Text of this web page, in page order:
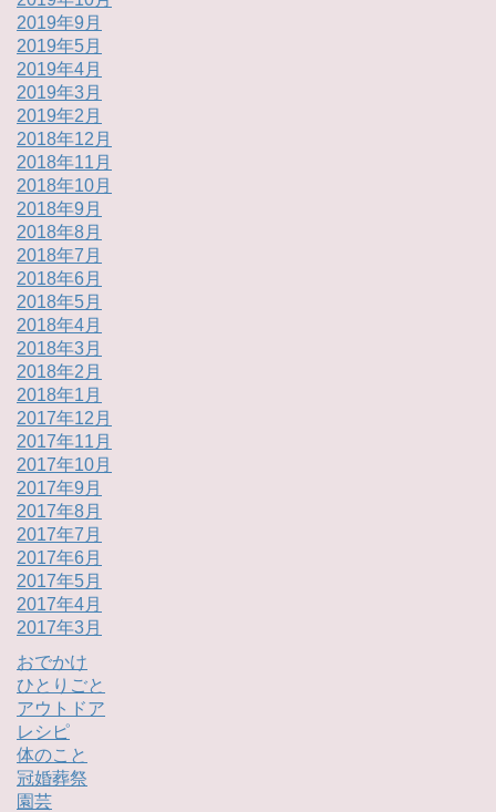
2019年9月
2019年5月
2019年4月
2019年3月
2019年2月
2018年12月
2018年11月
2018年10月
2018年9月
2018年8月
2018年7月
2018年6月
2018年5月
2018年4月
2018年3月
2018年2月
2018年1月
2017年12月
2017年11月
2017年10月
2017年9月
2017年8月
2017年7月
2017年6月
2017年5月
2017年4月
2017年3月
おでかけ
ひとりごと
アウトドア
レシピ
体のこと
冠婚葬祭
園芸